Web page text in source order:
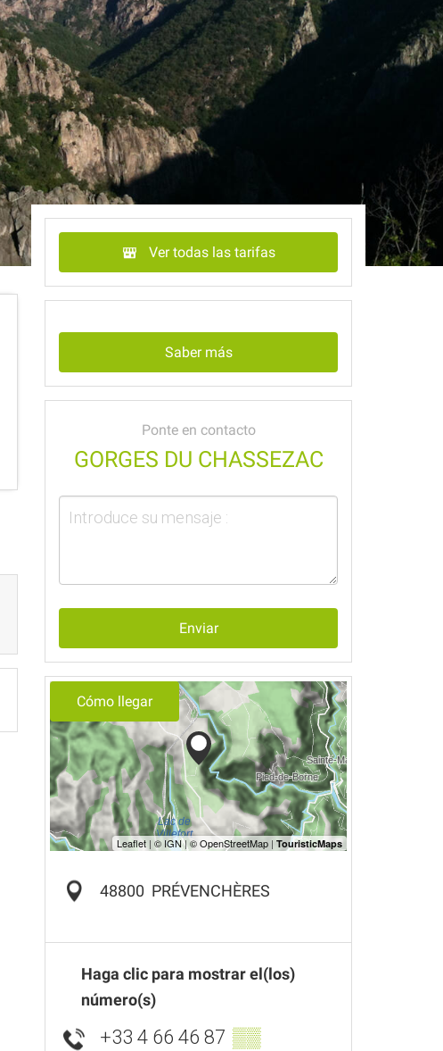
Ver todas las tarifas
Saber más
Ponte en contacto
GORGES DU CHASSEZAC
Enviar
Cómo llegar
48800 PRÉVENCHÈRES
Haga clic para mostrar el(los)
número(s)
+33 4 66 46 87 ▒▒